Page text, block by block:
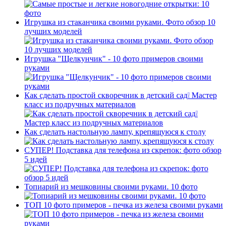
Игрушка из стаканчика своими руками. Фото обзор 10
лучших моделей
Игрушка "Щелкунчик" - 10 фото примеров своими
руками
Как сделать простой скворечник в детский сад❕ Мастер
класс из подручных материалов
Как сделать настольную лампу, крепящуюся к столу
СУПЕР! Подставка для телефона из скрепок: фото обзор
5 идей
Топиарий из мешковины своими руками. 10 фото
ТОП 10 фото примеров - печка из железа своими руками